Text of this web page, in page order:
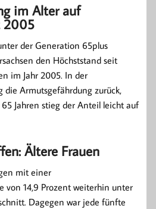
im Alter auf
2005
der Generation 65plus
den Höchststand seit
im Jahr 2005. In der
die Armutsgefährdung zurück,
Jahren stieg der Anteil leicht auf
Ältere Frauen
mit einer
von 14,9 Prozent weiterhin unter
Dagegen war jede fünfte